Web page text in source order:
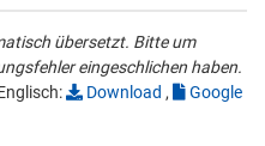
übersetzt. Bitte um
eingeschlichen haben.
Download ,
Google